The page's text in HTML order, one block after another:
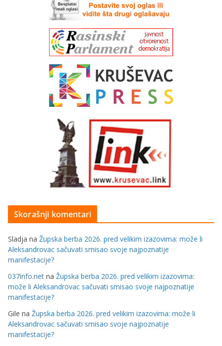
Skorašnji komentari
Sladja na Župska berba 2026. pred velikim izazovima: može li
Aleksandrovac sačuvati smisao svoje najpoznatije
manifestacije?
037info.net na Župska berba 2026. pred velikim izazovima:
može li Aleksandrovac sačuvati smisao svoje najpoznatije
manifestacije?
Gile na Župska berba 2026. pred velikim izazovima: može li
Aleksandrovac sačuvati smisao svoje najpoznatije
manifestacije?